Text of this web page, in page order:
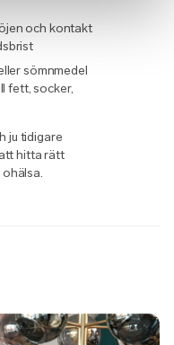
och kontakt
sömnmedel
fett, socker,
ju tidigare
hitta rätt